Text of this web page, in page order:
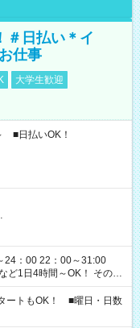
＃日払い＊イ
仕事
大学生歓迎
■日払いOK！
24：00 22：00～31:00
4時間～OK！ その他
談ください！
ートもOK！ ■曜日・日数